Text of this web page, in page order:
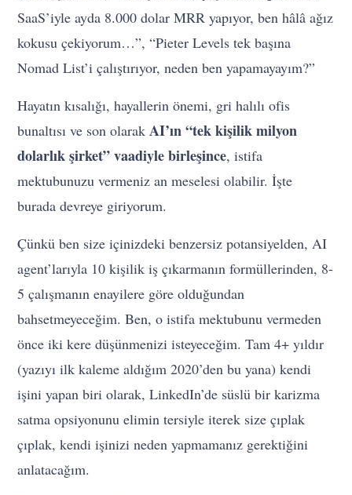
SaaS’iyle ayda 8.000 dolar MRR yapıyor, ben hâlâ ağız
kokusu çekiyorum…”, “Pieter Levels tek başına
Nomad List’i çalıştırıyor, neden ben yapamayayım?”
Hayatın kısalığı, hayallerin önemi, gri halılı ofis
bunaltısı ve son olarak AI’ın “tek kişilik milyon
dolarlık şirket” vaadiyle birleşince, istifa
mektubunuzu vermeniz an meselesi olabilir. İşte
burada devreye giriyorum.
Çünkü ben size içinizdeki benzersiz potansiyelden, AI
agent’larıyla 10 kişilik iş çıkarmanın formüllerinden, 8-
5 çalışmanın enayilere göre olduğundan
bahsetmeyeceğim. Ben, o istifa mektubunu vermeden
önce iki kere düşünmenizi isteyeceğim. Tam 4+ yıldır
(yazıyı ilk kaleme aldığım 2020’den bu yana) kendi
işini yapan biri olarak, LinkedIn’de süslü bir karizma
satma opsiyonunu elimin tersiyle iterek size çıplak
çıplak, kendi işinizi neden yapmamanız gerektiğini
anlatacağım.